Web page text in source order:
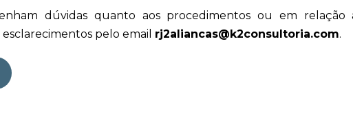
dúvidas quanto aos procedimentos ou em relação
pelo email rj2aliancas@k2consultoria.com.